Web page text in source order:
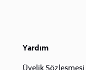
Yardım